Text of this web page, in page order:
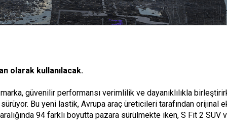
olarak kullanılacak.
güvenilir performansı verimlilik ve dayanıklılıkla
Bu yeni lastik, Avrupa araç üreticileri tarafından orijinal
94 farklı boyutta pazara sürülmekte iken, S Fit 2